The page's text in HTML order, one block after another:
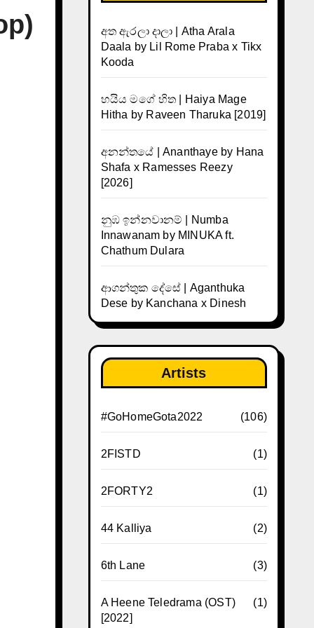
අත ඇරලා දාලා | Atha Arala
Daala by Lil Rome Praba x Tikx
Kooda
හයිය මගේ හිත | Haiya Mage
Hitha by Raveen Tharuka [2019]
අනන්තයේ | Ananthaye by Hana
Shafa x Ramesses Reezy
[2026]
නුඹ ඉන්නවානම් | Numba
Innawanam by MINUKA ft.
Chathum Dulara
ආගන්තුක දේසේ | Aganthuka
Dese by Kanchana x Dinesh
Artists
#GoHomeGota2022 (106)
2FISTD (1)
2FORTY2 (1)
44 Kalliya (2)
6th Lane (3)
A Heene Teledrama (OST)
[2022]
(1)